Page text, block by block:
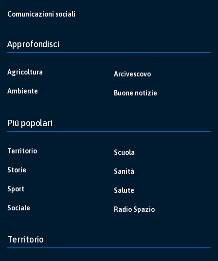
Comunicazioni sociali
Approfondisci
Agricoltura
Ambiente
Arcivescovo
Buone notizie
Più popolari
Territorio
Storie
Sport
Sociale
Scuola
Sanità
Salute
Radio Spazio
Territorio